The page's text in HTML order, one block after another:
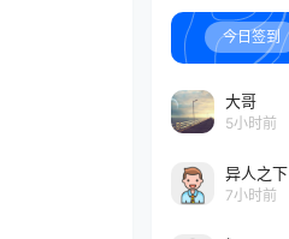
今日签到
大哥
5小时前
异人之下
7小时前